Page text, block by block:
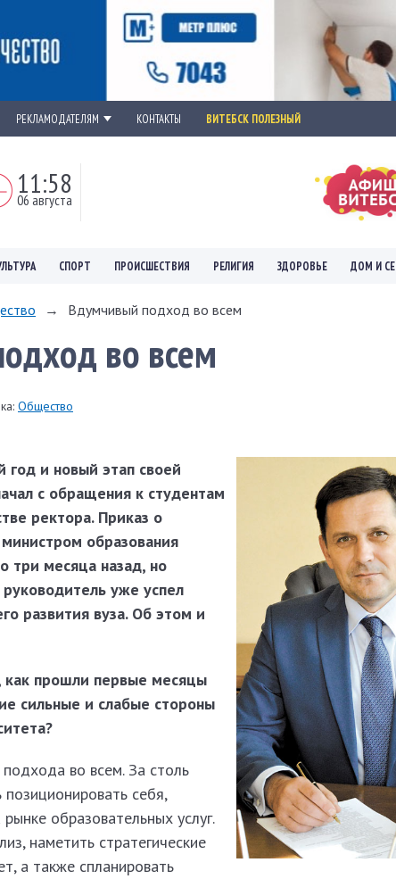
РЕКЛАМОДАТЕЛЯМ КОНТАКТЫ ВИТЕБСК ПОЛЕЗНЫЙ
11:58
06 августа
СПОРТ ПРОИСШЕСТВИЯ РЕЛИГИЯ ЗДОРОВЬЕ ДОМ И
→ Вдумчивый подход во всем
во всем
Общество
год и новый этап своей
с обращения к студентам
ректора. Приказ о
образования
три месяца назад, но
уже успел
развития вуза. Об этом и
прошли первые месяцы
сильные и слабые стороны
во всем. За столь
себя,
образовательных услуг.
наметить стратегические
а также спланировать